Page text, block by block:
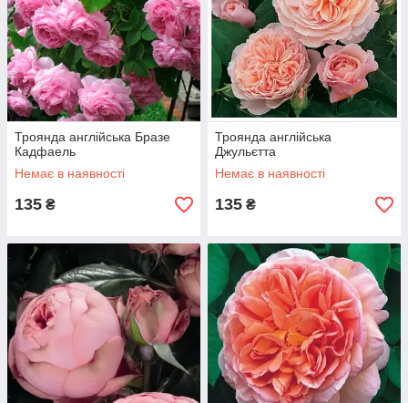
Троянда англійська Бразе
Кадфаель
Немає в наявності
135 ₴
Троянда англійська
Джульєтта
Немає в наявності
135 ₴